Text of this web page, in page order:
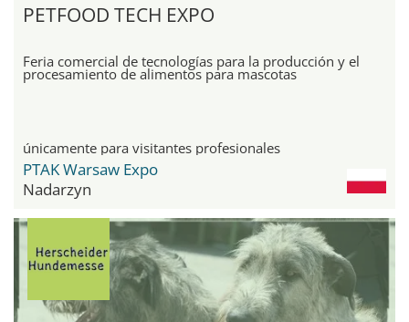
PETFOOD TECH EXPO
Feria comercial de tecnologías para la producción y el
procesamiento de alimentos para mascotas
únicamente para visitantes profesionales
PTAK Warsaw Expo
Nadarzyn